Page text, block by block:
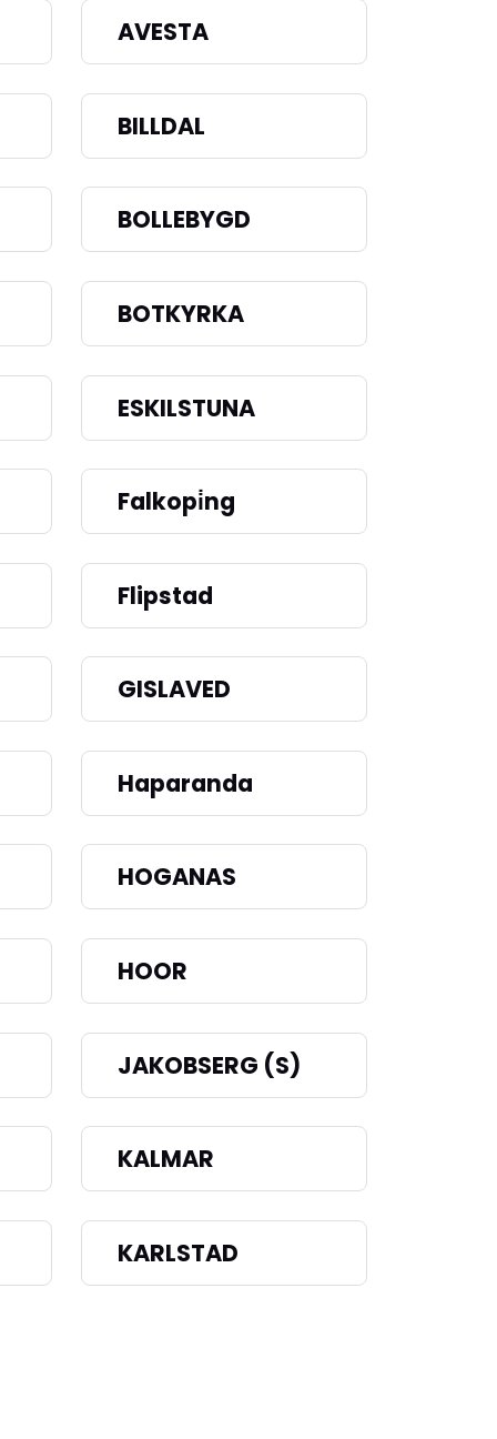
AVESTA
BILLDAL
BOLLEBYGD
BOTKYRKA
ESKILSTUNA
Falkopi̇ng
Flipstad
GISLAVED
Haparanda
HOGANAS
HOOR
JAKOBSERG (S)
KALMAR
KARLSTAD